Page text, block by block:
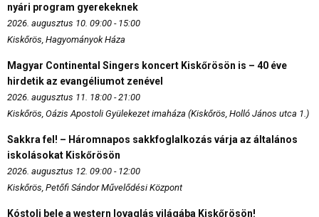
nyári program gyerekeknek
2026. augusztus 10. 09:00 - 15:00
Kiskőrös, Hagyományok Háza
Magyar Continental Singers koncert Kiskőrösön is – 40 éve
hirdetik az evangéliumot zenével
2026. augusztus 11. 18:00 - 21:00
Kiskőrös, Oázis Apostoli Gyülekezet imaháza (Kiskőrös, Holló János utca 1.)
Sakkra fel! – Háromnapos sakkfoglalkozás várja az általános
iskolásokat Kiskőrösön
2026. augusztus 12. 09:00 - 12:00
Kiskőrös, Petőfi Sándor Művelődési Központ
Kóstolj bele a western lovaglás világába Kiskőrösön!